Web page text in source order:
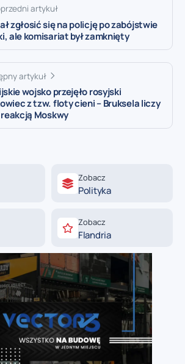
artykuł
zgłosić się na policję po zabójstwie
ale komisariat był zamknięty
artykuł
wojsko przejęło rosyjski
z tzw. floty cieni – Bruksela liczy
Moskwy
Zobacz
Polityka
Zobacz
Flandria